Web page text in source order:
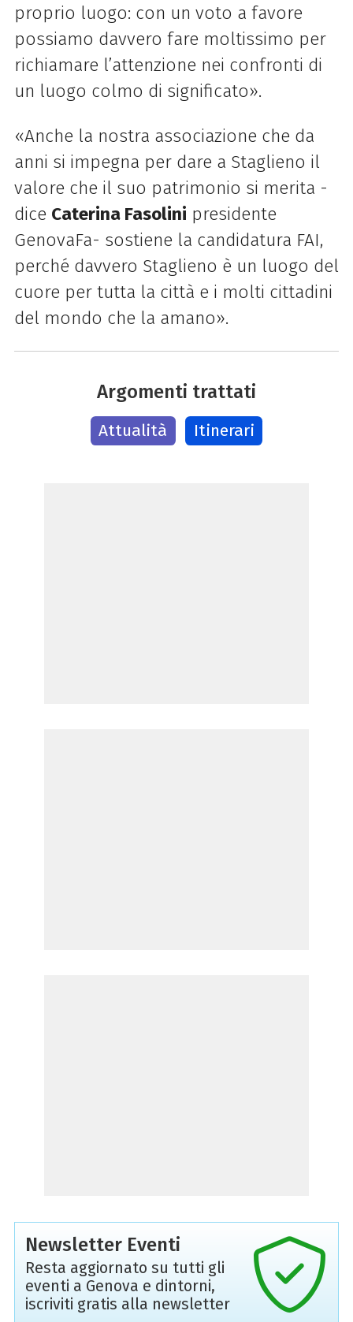
proprio luogo: con un voto a favore
possiamo davvero fare moltissimo per
richiamare l’attenzione nei confronti di
un luogo colmo di significato».
«Anche la nostra associazione che da
anni si impegna per dare a Staglieno il
valore che il suo patrimonio si merita -
dice Caterina Fasolini presidente
GenovaFa- sostiene la candidatura FAI,
perché davvero Staglieno è un luogo del
cuore per tutta la città e i molti cittadini
del mondo che la amano».
Argomenti trattati
Attualità Itinerari
Newsletter Eventi
Resta aggiornato su tutti gli
eventi a Genova e dintorni,
iscriviti gratis alla newsletter